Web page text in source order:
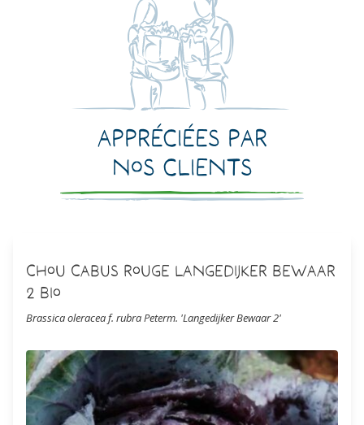
Appréciées par
nos clients
Chou Cabus Rouge Langedijker Bewaar
2 Bio
Brassica oleracea f. rubra Peterm. 'Langedijker Bewaar 2'